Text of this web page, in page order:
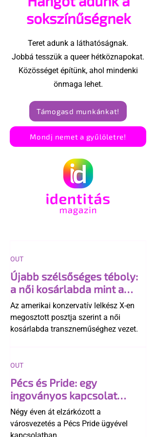
sokszínűségnek
Teret adunk a láthatóságnak.
Jobbá tesszük a queer hétköznapokat.
Közösséget építünk, ahol mindenki
önmaga lehet.
Támogasd munkánkat!
Mondj nemet a gyűlöletre!
Újabb szélsőséges téboly:
a női kosárlabda mint a
"transzneműség kapuja"
Az amerikai konzervatív lelkész X-en
megosztott posztja szerint a női
kosárlabda transzneműséghez vezet.
OUT
Pécs és Pride: egy
ingoványos kapcsolat
története
Négy éven át elzárkózott a
városvezetés a Pécs Pride ügyével
OUT